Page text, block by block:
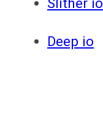
Slither io
Deep io